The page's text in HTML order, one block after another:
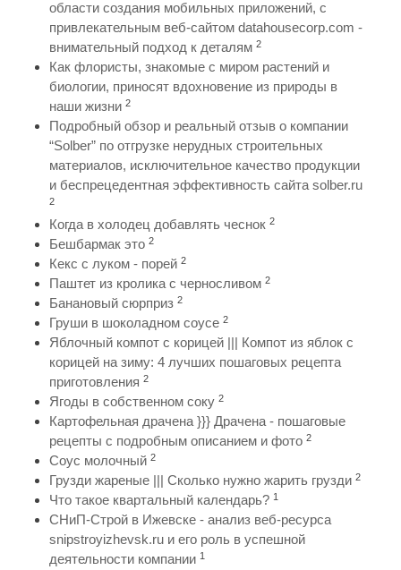
области создания мобильных приложений, с
привлекательным веб-сайтом datahousecorp.com -
внимательный подход к деталям 2
Как флористы, знакомые с миром растений и
биологии, приносят вдохновение из природы в
наши жизни 2
Подробный обзор и реальный отзыв о компании
“Solber” по отгрузке нерудных строительных
материалов, исключительное качество продукции
и беспрецедентная эффективность сайта solber.ru
2
Когда в холодец добавлять чеснок 2
Бешбармак это 2
Кекс с луком - порей 2
Паштет из кролика с черносливом 2
Банановый сюрприз 2
Груши в шоколадном соусе 2
Яблочный компот с корицей ||| Компот из яблок с
корицей на зиму: 4 лучших пошаговых рецепта
приготовления 2
Ягоды в собственном соку 2
Картофельная драчена }}} Драчена - пошаговые
рецепты с подробным описанием и фото 2
Соус молочный 2
Грузди жареные ||| Сколько нужно жарить грузди 2
Что такое квартальный календарь? 1
СНиП-Строй в Ижевске - анализ веб-ресурса
snipstroyizhevsk.ru и его роль в успешной
деятельности компании 1